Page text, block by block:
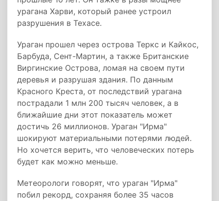
урагана Харви, который ранее устроил
разрушения в Техасе.
Ураган прошел через острова Теркс и Кайкос,
Барбуда, Сент-Мартин, а также Британские
Виргинские Острова, ломая на своем пути
деревья и разрушая здания. По данным
Красного Креста, от последствий урагана
пострадали 1 млн 200 тысяч человек, а в
ближайшие дни этот показатель может
достичь 26 миллионов. Ураган "Ирма"
шокируют материальными потерями людей.
Но хочется верить, что человеческих потерь
будет как можно меньше.
Метеорологи говорят, что ураган "Ирма"
побил рекорд, сохраняя более 35 часов